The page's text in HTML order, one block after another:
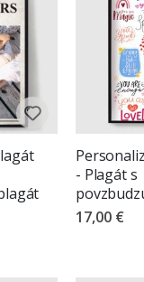
- Plagát s
17,00 €